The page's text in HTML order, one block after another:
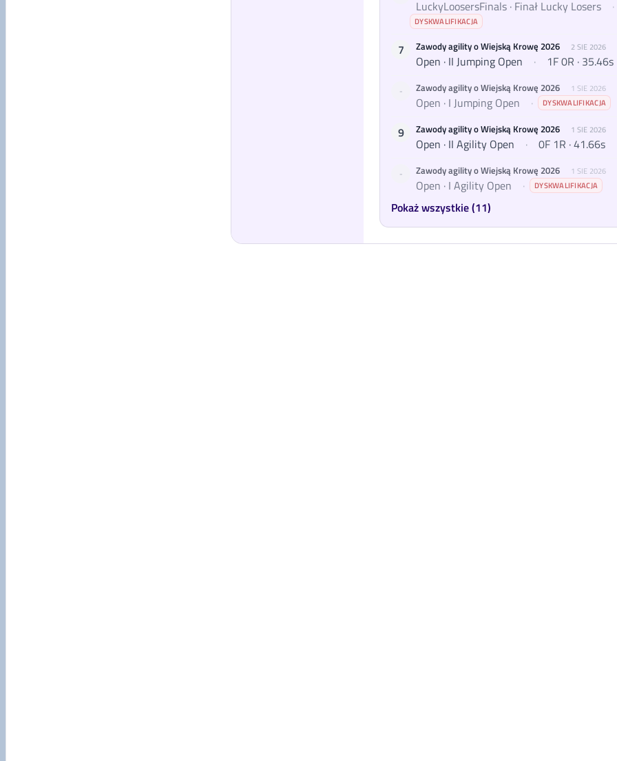
LuckyLoosersFinals · Finał Lucky Losers ·
DYSKWALIFIKACJA
7 Zawody agility o Wiejską Krowę 2026 2 SIE 2026
Open · II Jumping Open · 1F 0R · 35.46s
- Zawody agility o Wiejską Krowę 2026 1 SIE 2026
Open · I Jumping Open · DYSKWALIFIKACJA
9 Zawody agility o Wiejską Krowę 2026 1 SIE 2026
Open · II Agility Open · 0F 1R · 41.66s
- Zawody agility o Wiejską Krowę 2026 1 SIE 2026
Open · I Agility Open · DYSKWALIFIKACJA
Pokaż wszystkie (11)